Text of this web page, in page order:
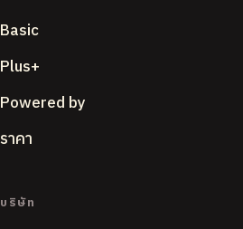
Basic
Plus+
Powered by
ราคา
บริษัท